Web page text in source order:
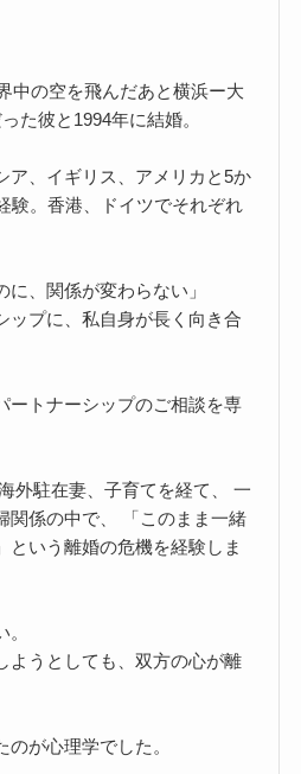
中の空を飛んだあと横浜ー大
た彼と1994年に結婚。
ア、イギリス、アメリカと5か
験。香港、ドイツでそれぞれ
に、関係が変わらない」
ップに、私自身が長く向き合
ートナーシップのご相談を専
外駐在妻、子育てを経て、 一
関係の中で、 「このまま一緒
という離婚の危機を経験しま
ようとしても、双方の心が離
が心理学でした。